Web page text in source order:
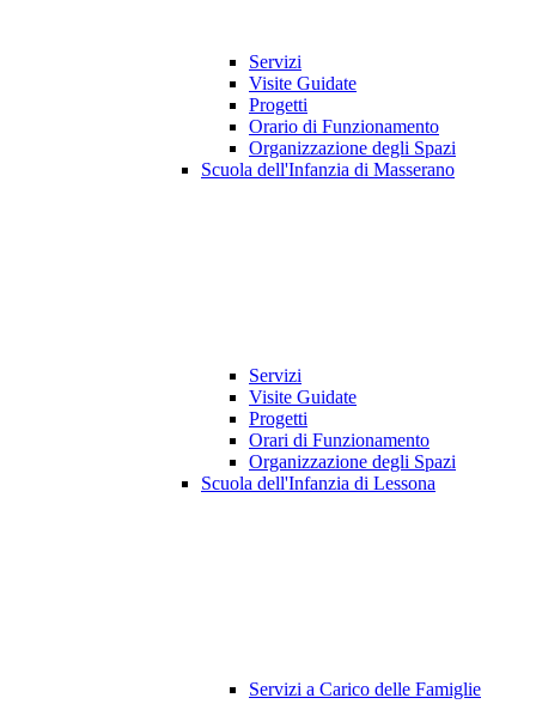
Servizi
Visite Guidate
Progetti
Orario di Funzionamento
Organizzazione degli Spazi
Scuola dell'Infanzia di Masserano
Servizi
Visite Guidate
Progetti
Orari di Funzionamento
Organizzazione degli Spazi
Scuola dell'Infanzia di Lessona
Servizi a Carico delle Famiglie